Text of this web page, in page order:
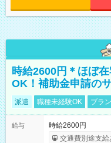
時給2600円＊ほぼ
OK！補助金申請の
派遣 職種未経験OK ブラ
給与
時給2600円
交通費別途支給